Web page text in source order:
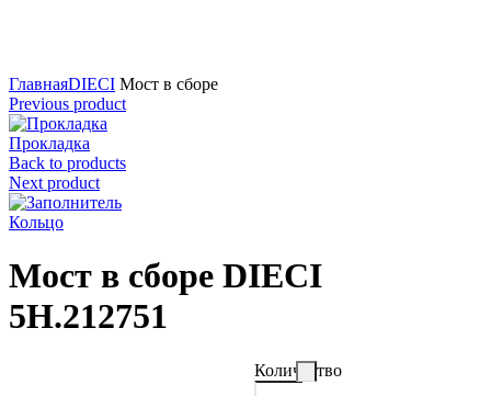
ГлавнаяDIECI Мост в сборе
Previous product
Прокладка
Back to products
Next product
Кольцо
Мост в сборе DIECI
5H.212751
Количество